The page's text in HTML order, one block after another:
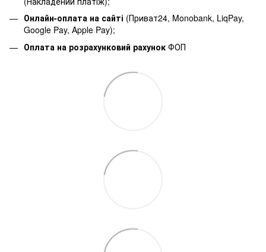
Онлайн-оплата на сайті (Приват24, Monobank, LiqPay,
Google Pay, Apple Pay);
Оплата на розрахунковий рахунок ФОП